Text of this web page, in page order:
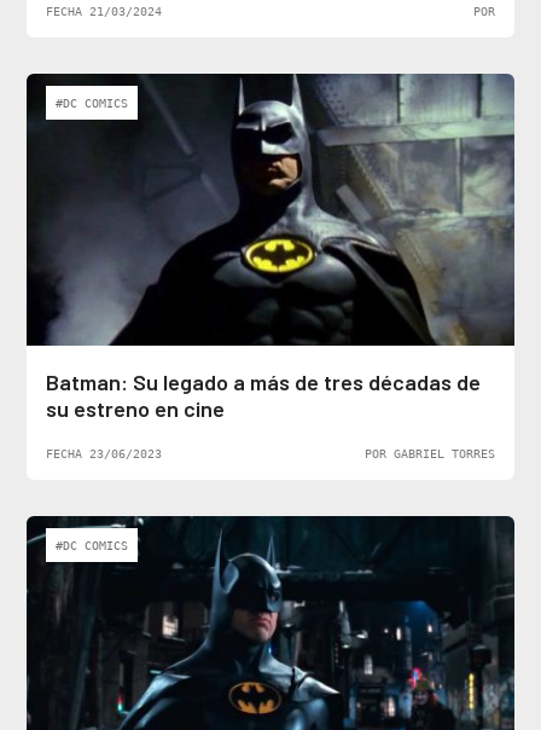
FECHA 21/03/2024 POR
#DC COMICS
Batman: Su legado a más de tres décadas de
su estreno en cine
FECHA 23/06/2023 POR GABRIEL TORRES
#DC COMICS